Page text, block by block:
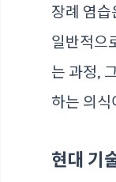
장례 염
일반적으
는 과정,
하는 의
현대 기